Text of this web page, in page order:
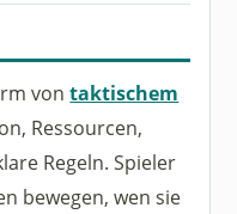
vontaktischem
Ressourcen,
Regeln. Spieler
bewegen, wen sie